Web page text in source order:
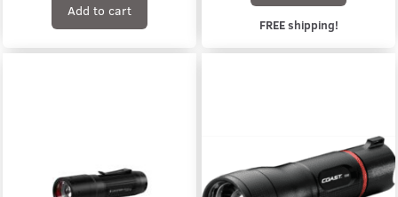
Add to cart
FREE shipping!